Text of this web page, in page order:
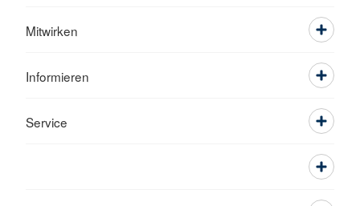
Mitwirken
Informieren
Service